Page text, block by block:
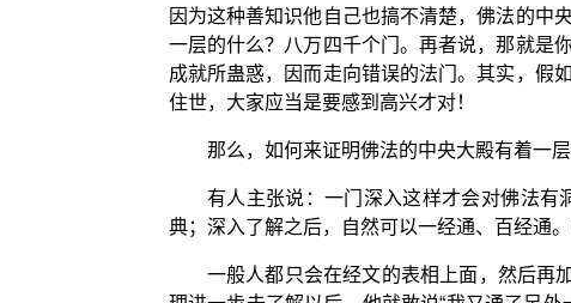
因为这种善知识他自己也搞不清楚，佛法的中
一层的什么？八万四千个门。再者说，那就是
成就所蛊惑，因而走向错误的法门。其实，假
住世，大家应当是要感到高兴才对！
那么，如何来证明佛法的中央大殿有着一
有人主张说：一门深入这样才会对佛法
典；深入了解之后，自然可以一经通、百经通
一般人都只会在经文的表相上面，然后再